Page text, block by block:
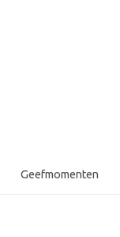
Geefmomenten